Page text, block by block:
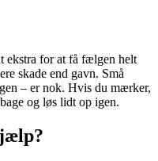
ekstra for at få fælgen helt
skade end gavn. Små
– er nok. Hvis du mærker,
og løs lidt op igen.